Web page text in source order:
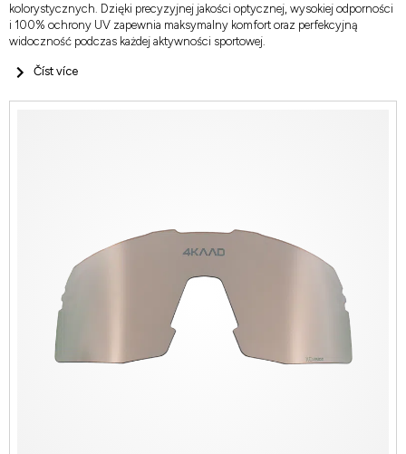
kolorystycznych. Dzięki precyzyjnej jakości optycznej, wysokiej odporności
i 100% ochrony UV zapewnia maksymalny komfort oraz perfekcyjną
widoczność podczas każdej aktywności sportowej.
Číst více